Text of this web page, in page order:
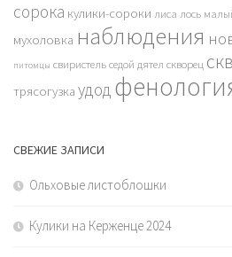
сорока кулики-сороки лиса лось
мухоловка наблюдения
питомцы свиристельседой дятел скворец
трясогузка удод
СВЕЖИЕ ЗАПИСИ
Ольховые листоблошки
Кулики на Керженце 2024